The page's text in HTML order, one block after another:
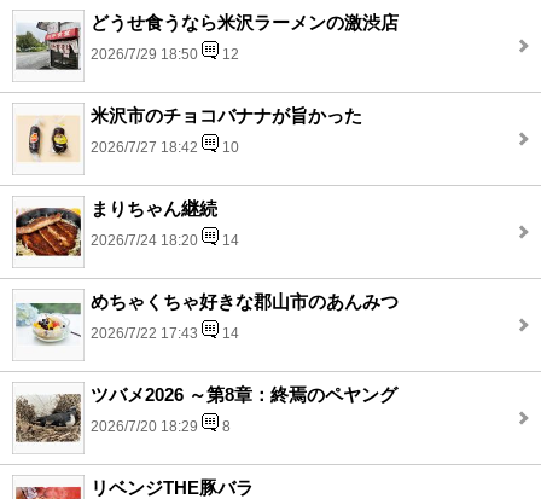
どうせ食うなら米沢ラーメンの激渋店
2026/7/29 18:50 12
米沢市のチョコバナナが旨かった
2026/7/27 18:42 10
まりちゃん継続
2026/7/24 18:20 14
めちゃくちゃ好きな郡山市のあんみつ
2026/7/22 17:43 14
ツバメ2026 ～第8章：終焉のペヤング
2026/7/20 18:29 8
リベンジTHE豚バラ